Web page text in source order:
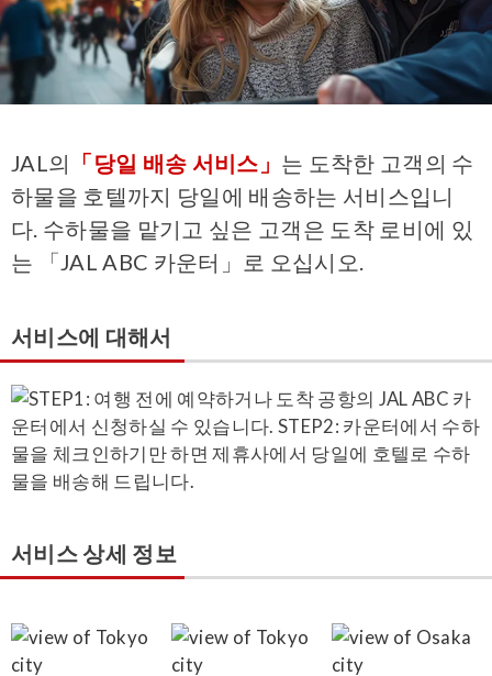
JAL의 「당일 배송 서비스」 는 도착한 고객의 수
하물을 호텔까지 당일에 배송하는 서비스입니
다. 수하물을 맡기고 싶은 고객은 도착 로비에 있
는 「JAL ABC 카운터」로 오십시오.
서비스에 대해서
서비스 상세 정보